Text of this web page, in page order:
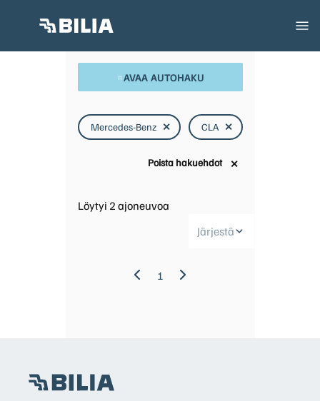
AVAA AUTOHAKU
Löytyi 2 ajoneuvoa
Mercedes-Benz ✕ CLA ✕
Poista hakuehdot ✕
Järjestä
1